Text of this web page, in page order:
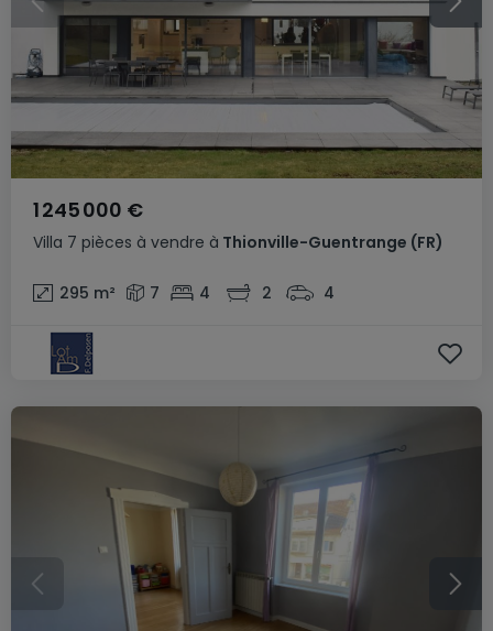
Villa 7 pièces à vendre à Thionville-Guentrange (FR)
1 245 000 €
295 m² 7 4 2 4